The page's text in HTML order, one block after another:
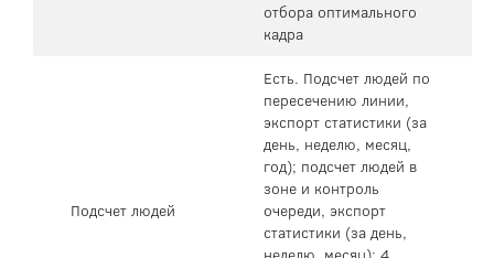
отбора оптимального
кадра
Подсчет людей
Есть. Подсчет людей по
пересечению линии,
экспорт статистики (за
день, неделю, месяц,
год); подсчет людей в
зоне и контроль
очереди, экспорт
статистики (за день,